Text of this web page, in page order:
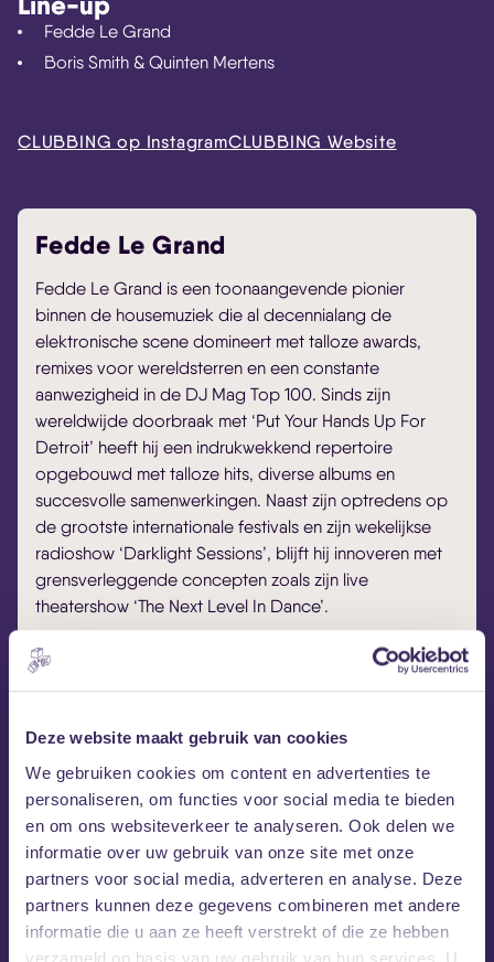
Deze website maakt gebruik van cookies
We gebruiken cookies om content en advertenties te
personaliseren, om functies voor social media te bieden
en om ons websiteverkeer te analyseren. Ook delen we
informatie over uw gebruik van onze site met onze
partners voor social media, adverteren en analyse. Deze
partners kunnen deze gegevens combineren met andere
informatie die u aan ze heeft verstrekt of die ze hebben
verzameld op basis van uw gebruik van hun services. U
Fedde Le Grand
Boris Smith & Quinten Mertens
CLUBBING op InstagramCLUBBING Website
Fedde Le Grand
Fedde Le Grand is een toonaangevende pionier
binnen de housemuziek die al decennialang de
elektronische scene domineert met talloze awards,
remixes voor wereldsterren en een constante
aanwezigheid in de DJ Mag Top 100. Sinds zijn
wereldwijde doorbraak met ‘Put Your Hands Up For
Detroit’ heeft hij een indrukwekkend repertoire
opgebouwd met talloze hits, diverse albums en
succesvolle samenwerkingen. Naast zijn optredens op
de grootste internationale festivals en zijn wekelijkse
radioshow ‘Darklight Sessions’, blijft hij innoveren met
grensverleggende concepten zoals zijn live
theatershow ‘The Next Level In Dance’.
Fedde Le Grand op Instagram
Fedde Le Grand Website